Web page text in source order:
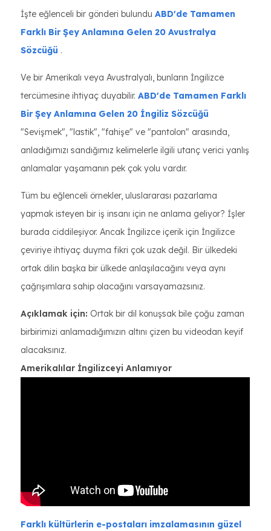
İşte eğlenceli bir gönderi bulundu ABD'de Tamamen
Farklı Bir Şey Anlamına Gelen 20 Avustralya
Sözcüğü .
Ve bir Amerikalı veya Avustralyalı, bunların İngilizce
tercümesine ihtiyaç duyabilir. ABD'de Tamamen Farklı
Bir Şey Anlamına Gelen 20 İngiliz Sözcüğü
"Sevişmek", "lastik", "fahişe" ve "pantolon" arasında,
anladığımızı sandığımız kelimelerle ilgili utanç verici yanlış
anlamalar yaşamanın pek çok yolu vardır.
Tüm bu eğlenceli örnekler, uluslararası pazarlama
yapmak isteyen bir iş insanı için ne anlama geliyor? İşler
burada ciddileşiyor. Ancak İngilizce içerik için İngilizce
çeviriye ihtiyaç duyma fikri çok uzak değil. Bir ülkedeki
ortak dilin başka bir ülkede anlaşılacağını veya aynı
çağrışımlara sahip olacağını varsayamazsınız.
Açıklamak için: Ortak bir dil konuşsak bile çoğu zaman
birbirimizi anlamadığımızın altını çizen bu videodan keyif
alacaksınız.
Amerikalılar İngilizceyi Anlamıyor
Farklı kültürlerin e-postaları imzalamasının güzel